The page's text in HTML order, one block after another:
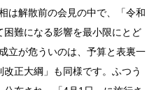
は解散前の会見の中で、「令和
難になる影響を最小限にとど
立が危ういのは、予算と表裏一
正大綱」も同様です。ふつう